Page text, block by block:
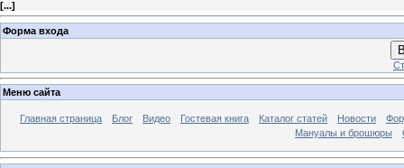
[...]
Форма входа
Меню сайта
Главная страница Блог Видео Гостевая книга Каталог статей Новости
Мануалы и брошюры